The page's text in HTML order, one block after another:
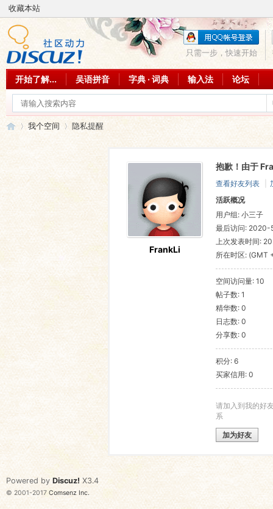
收藏本站
只需一步，快速开始
开始了解... 吴语拼音 字典 · 词典 输入法 论坛
吴
语
我个空间 隐私提醒
FrankLi
抱歉！由于
查看好友列表
活跃概况
用户组: 小三子
最后访问:
上次发表时间:
所在时区: (GMT
空间访问量: 10
帖子数: 1
精华数: 0
日志数: 0
分享数: 0
积分: 6
买家信用: 0
请加入到我的好
系
加为好友
Powered by Discuz! X3.4
© 2001-2017 Comsenz Inc.